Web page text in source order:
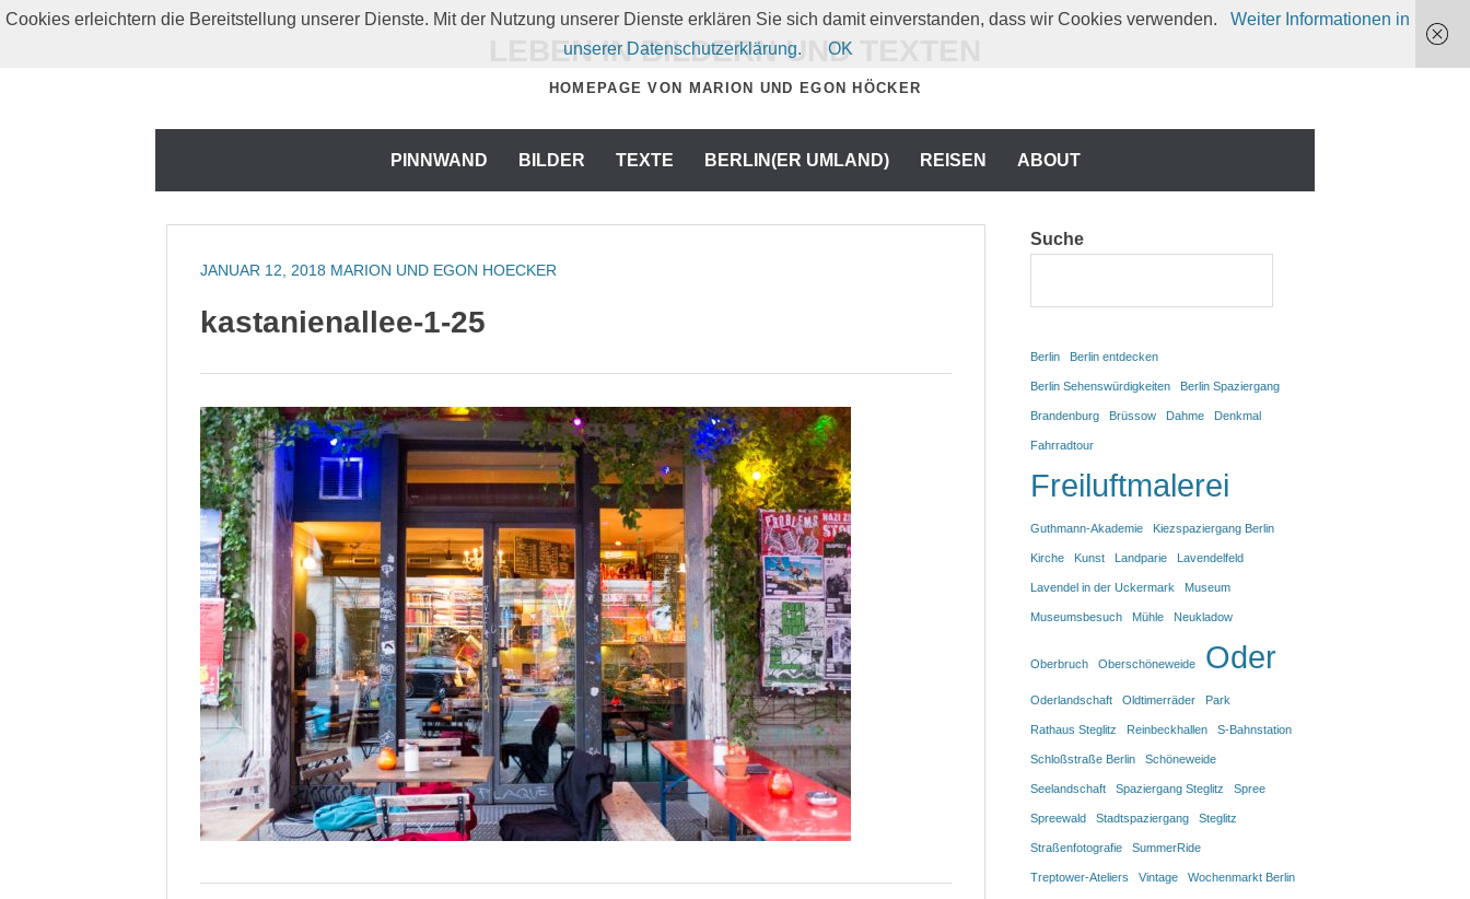
Zum
LEBEN IN BILDERN UND TEXTEN
HOMEPAGE VON MARION UND EGON HÖCKER
PINNWAND BILDER TEXTE BERLIN(ER UMLAND) REISEN ABOUT
JANUAR 12, 2018 MARION UND EGON HOECKER
kastanienallee-1-25
Suche
Berlin Berlin entdecken
Berlin Sehenswürdigkeiten Berlin Spaziergang
Brandenburg Brüssow Dahme Denkmal
Fahrradtour
Freiluftmalerei
Guthmann-Akademie Kiezspaziergang Berlin
Kirche Kunst Landparie Lavendelfeld
Lavendel in der Uckermark Museum
Museumsbesuch Mühle Neukladow
Oberbruch Oberschöneweide Oder
Oderlandschaft Oldtimerräder Park
Rathaus Steglitz Reinbeckhallen S-Bahnstation
Schloßstraße Berlin Schöneweide
Seelandschaft Spaziergang Steglitz Spree
Spreewald Stadtspaziergang Steglitz
Straßenfotografie SummerRide
Treptower-Ateliers Vintage Wochenmarkt Berlin
Cookies erleichtern die Bereitstellung unserer Dienste. Mit der Nutzung unserer Dienste erklären Sie sich damit einverstanden, dass wir Cookies verwenden.
Weiter Informationen in
unserer Datenschutzerklärung.
OK